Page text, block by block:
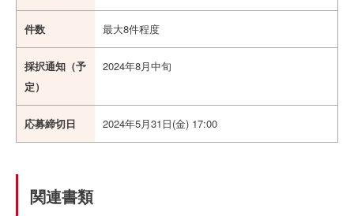
件数 最大8件程度
採択通知（予
定）
2024年8月中旬
応募締切日 2024年5月31日(金) 17:00
関連書類